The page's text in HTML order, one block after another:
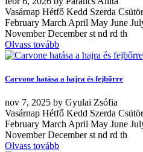
Vasárnap Hétfő Kedd Szerda
February March April May June
November December st nd rd th
Olvass tovább
Carvone hatása a hajra és fejbőrre
nov 7, 2025 by Gyulai Zsófia
Vasárnap Hétfő Kedd Szerda
February March April May June
November December st nd rd th
Olvass tovább